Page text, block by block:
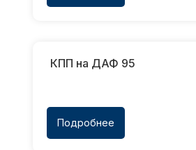
КПП на ДАФ 95
Подробнее